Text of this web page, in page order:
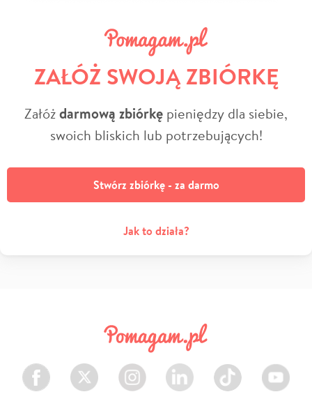
ZAŁÓŻ SWOJĄ ZBIÓRKĘ
Załóżdarmową zbiórkę pieniędzy dla siebie,
swoich bliskich lub potrzebujących!
Stwórz zbiórkę - za darmo
Jak to działa?
Facebook Twitter Instagram LinkedIn TikTok Youtube